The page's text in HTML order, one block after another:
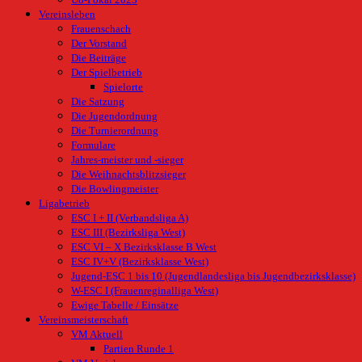
Vereinsleben
Frauenschach
Der Vorstand
Die Beiträge
Der Spielbetrieb
Spielorte
Die Satzung
Die Jugendordnung
Die Turnierordnung
Formulare
Jahres-meister und -sieger
Die Weihnachtsblitzsieger
Die Bowlingmeister
Ligabetrieb
ESC I + II (Verbandsliga A)
ESC III (Bezirksliga West)
ESC VI – X Bezirksklasse B West
ESC IV+V (Bezirksklasse West)
Jugend-ESC 1 bis 10 (Jugendlandesliga bis Jugendbezirksklasse)
W-ESC I (Frauenreginalliga West)
Ewige Tabelle / Einsätze
Vereinsmeisterschaft
VM Aktuell
Partien Runde 1